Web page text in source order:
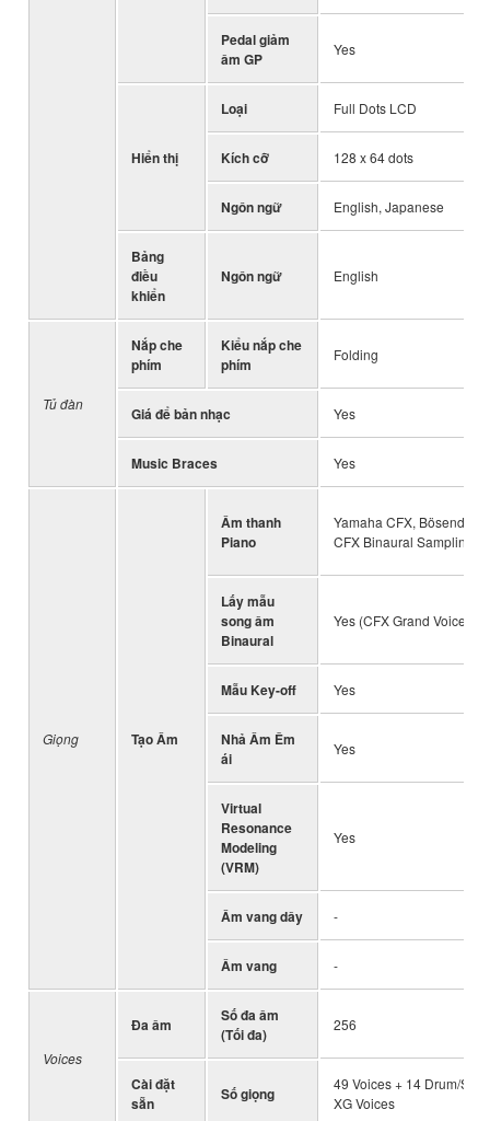
Pedal giảm
âm GP
Yes
Hiển thị
Loại Full Dots LCD
Kích cỡ 128 x 64 dots
Ngôn ngữ English, Japanese
Bảng
điều
khiển
Ngôn ngữ English
Tủ đàn
Nắp che
phím
Kiểu nắp che
phím
Folding
Giá để bản nhạc Yes
Music Braces Yes
Giọng Tạo Âm
Âm thanh
Piano
Yamaha CFX,
CFX Binaural Sampling
Lấy mẫu
song âm
Binaural
Yes (CFX Grand Voice
Mẫu Key-off Yes
Nhả Âm Êm
ái
Yes
Virtual
Resonance
Modeling
(VRM)
Yes
Âm vang dây -
Âm vang -
Voices
Đa âm
Số đa âm
(Tối đa)
256
Cài đặt
sẵn
Số giọng
49 Voices + 14 Drum/SFX
XG Voices